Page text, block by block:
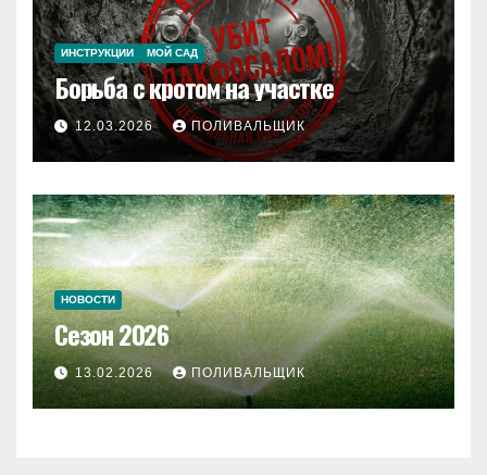
ИНСТРУКЦИИ МОЙ САД
Борьба с кротом на участке
12.03.2026 ПОЛИВАЛЬЩИК
НОВОСТИ
Сезон 2026
13.02.2026 ПОЛИВАЛЬЩИК